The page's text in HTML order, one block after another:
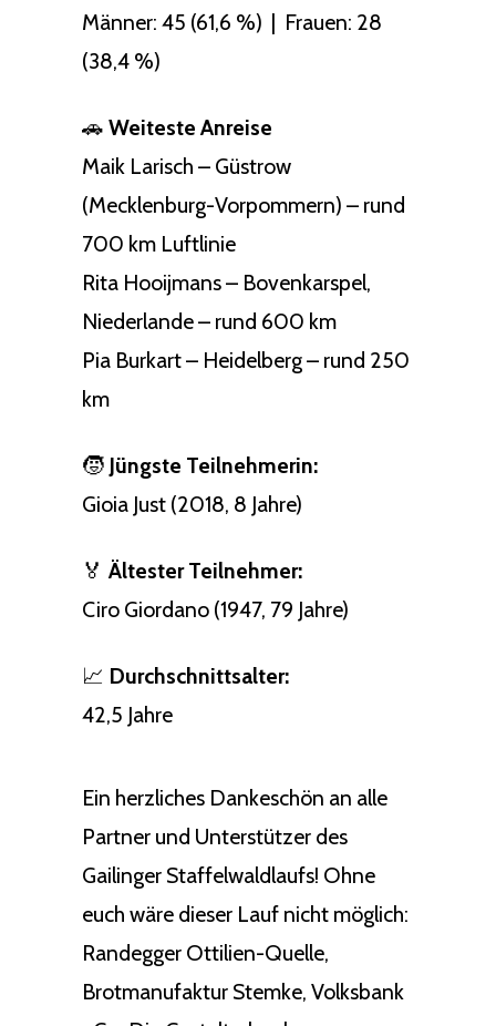
Männer: 45 (61,6 %) | Frauen: 28
(38,4 %)
🚗 Weiteste Anreise
Maik Larisch – Güstrow
(Mecklenburg-Vorpommern) – rund
700 km Luftlinie
Rita Hooijmans – Bovenkarspel,
Niederlande – rund 600 km
Pia Burkart – Heidelberg – rund 250
km
🧒 Jüngste Teilnehmerin:
Gioia Just (2018, 8 Jahre)
🏅 Ältester Teilnehmer:
Ciro Giordano (1947, 79 Jahre)
📈 Durchschnittsalter:
42,5 Jahre
Ein herzliches Dankeschön an alle
Partner und Unterstützer des
Gailinger Staffelwaldlaufs! Ohne
euch wäre dieser Lauf nicht möglich:
Randegger Ottilien-Quelle,
Brotmanufaktur Stemke, Volksbank